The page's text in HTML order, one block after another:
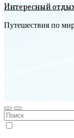
Интересный
Путешествия по